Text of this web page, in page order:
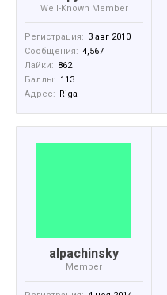
Well-Known Member
Регистрация: 3 авг 2010
Сообщения: 4,567
Лайки: 862
Баллы: 113
Адрес: Riga
alpachinsky
Member